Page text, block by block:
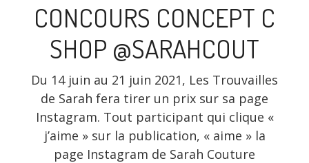
CONCOURS CONCEPT C
SHOP @SARAHCOUT
Du 14 juin au 21 juin 2021, Les Trouvailles
de Sarah fera tirer un prix sur sa page
Instagram. Tout participant qui clique «
j’aime » sur la publication, « aime » la
page Instagram de Sarah Couture